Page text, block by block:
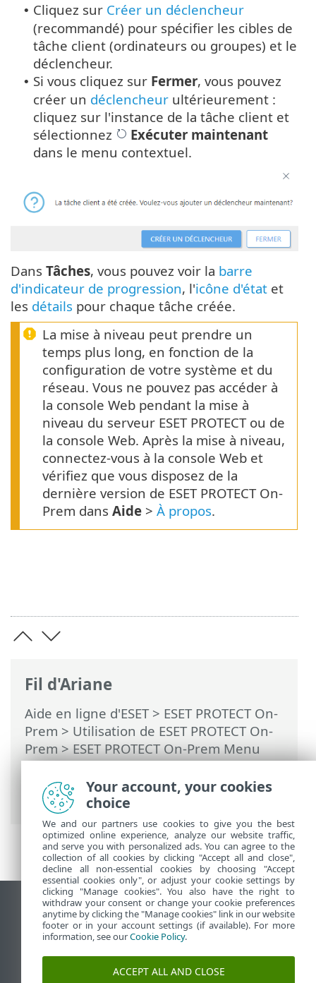
Fil d'Ariane
Aide en ligne d'ESET> ESET PROTECT On-
Prem > Utilisation de ESET PROTECT On-
Prem>ESET PROTECT On-Prem Menu
principal>Tâches>Tâches client> Mise
à niveau des composants de ESET
PROTECT
• Cliquez sur Créer un déclencheur
(recommandé) pour spécifier les cibles de
tâche client (ordinateurs ou groupes) et le
déclencheur.
• Si vous cliquez sur Fermer, vous pouvez
créer un déclencheur ultérieurement :
cliquez sur l'instance de la tâche client et
sélectionnez
Exécuter maintenant
dans le menu contextuel.
Dans Tâches, vous pouvez voir la barre
d'indicateur de progression, l'icône d'état et
les détails pour chaque tâche créée.
La mise à niveau peut prendre un
temps plus long, en fonction de la
configuration de votre système et du
réseau. Vous ne pouvez pas accéder à
la console Web pendant la mise à
niveau du serveur ESET PROTECT ou de
la console Web. Après la mise à niveau,
connectez-vous à la console Web et
vérifiez que vous disposez de la
dernière version de ESET PROTECT On-
Prem dans Aide > À propos.
Afficher le site pour ordinateur de bureau
End of Life
Base de connaissances ESET
Forum ESET
Your account, your cookies
choice
We and our partners use cookies to give you the best
optimized online experience, analyze our website traffic,
and serve you with personalized ads. You can agree to the
collection of all cookies by clicking "Accept all and close",
decline all non-essential cookies by choosing "Accept
essential cookies only", or adjust your cookie settings by
clicking "Manage cookies". You also have the right to
withdraw your consent or change your cookie preferences
anytime by clicking the "Manage cookies" link in our website
footer or in your account settings (if available). For more
information, see ourCookie Policy.
ACCEPT ALL AND CLOSE